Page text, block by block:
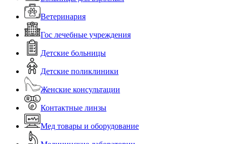
Ветеринария
Гос лечебные учреждения
Детские больницы
Детские поликлиники
Женские консультации
Контактные линзы
Мед товары и оборудование